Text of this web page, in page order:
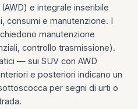
e integrale inseribile
consumi e manutenzione. I
manutenzione
controllo trasmissione).
— sui SUV con AWD
e posteriori indicano un
per segni di urti o